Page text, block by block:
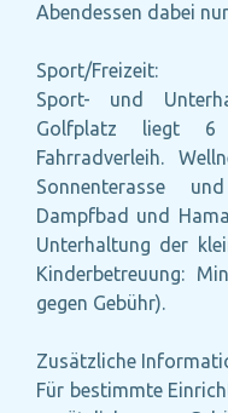
Abendessen dabei
Sport/Freizeit:
Sport- und
Golfplatz liegt
Fahrradverleih.
Sonnenterasse
Dampfbad und
Unterhaltung der
Kinderbetreuung:
gegen Gebühr).
Zusätzliche
Für bestimmte